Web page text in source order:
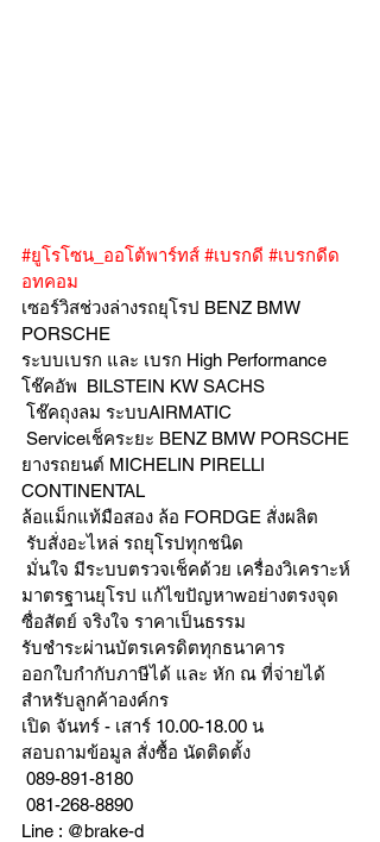
#ยูโรโซน_ออโต้พาร์ทส์ #เบรกดี #เบรกดีด
อทคอม
เซอร์วิสช่วงล่างรถยุโรป BENZ BMW
PORSCHE
ระบบเบรก และ เบรก High Performance
โช๊คอัพ  BILSTEIN KW SACHS
โช๊คถุงลม ระบบAIRMATIC
Serviceเช็คระยะ BENZ BMW PORSCHE
ยางรถยนต์ MICHELIN PIRELLI
CONTINENTAL
ล้อแม็กแท้มือสอง ล้อ FORDGE สั่งผลิต
รับสั่งอะไหล่ รถยุโรปทุกชนิด
มาตรฐานยุโรป แก้ไขปัญหาwอย่างตรงจุด
ซื่อสัตย์ จริงใจ ราคาเป็นธรรม
รับชำระผ่านบัตรเครดิตทุกธนาคาร
ออกใบกำกับภาษีได้ และ หัก ณ ที่จ่ายได้
สำหรับลูกค้าองค์กร
เปิด จันทร์ - เสาร์ 10.00-18.00 น
สอบถามข้อมูล สั่งซื้อ นัดติดตั้ง
089-891-8180
081-268-8890
Line : @brake-d